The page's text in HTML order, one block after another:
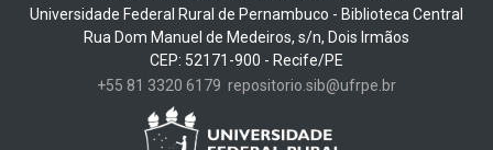
Universidade Federal Rural de Pernambuco - Biblioteca Central
Rua Dom Manuel de Medeiros, s/n, Dois Irmãos
CEP: 52171-900 - Recife/PE
+55 81 3320 6179 repositorio.sib@ufrpe.br